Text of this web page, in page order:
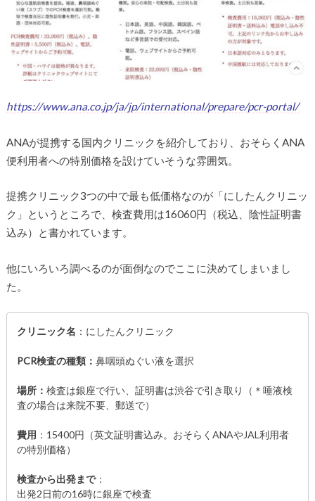
https://www.ana.co.jp/ja/jp/international/prepare/pcr-portal/
ANAが提携する国内クリニックを紹介しており、おそらくANA
便利用者への特別価格を設けていそうな雰囲気。
提携クリニック3つの中で最も低価格なのが「にしたんクリニッ
ク」というところで、検査費用は16060円（税込、陰性証明書
込み）と書かれています。
他にいろいろ調べるのが面倒なのでここに決めてしまいまし
た。
クリニック名 ：にしたんクリニック
PCR検査の種類：鼻咽頭ぬぐい液を選択
場所：検査は銀座で行い、証明書は渋谷で引き取り（＊唾液検
査の場合は来院不要、郵送で）
費用 ：15400円（英文証明書込み。おそらくANAやJAL利用者
の特別価格）
検査から出発まで：
出発2日前の16時に銀座で検査